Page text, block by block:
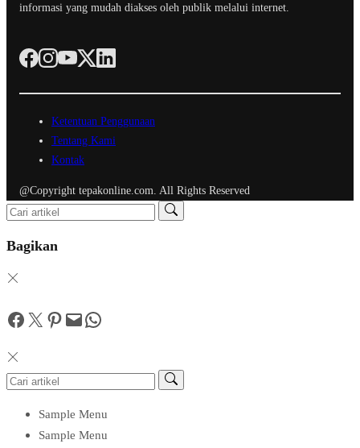
informasi yang mudah diakses oleh publik melalui internet.
Ketentuan Penggunaan
Tentang Kami
Kontak
@Copyright tepakonline.com. All Rights Reserved
Bagikan
Facebook
Twitter
Pinterest
MailWhatsApp
Sample Menu
Sample Menu